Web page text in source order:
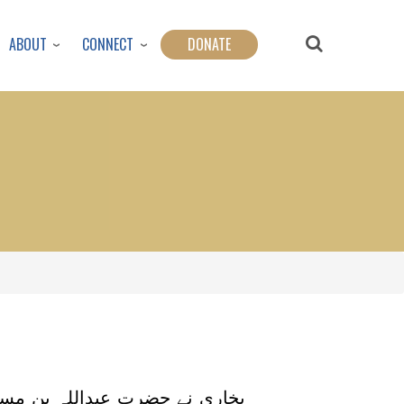
ABOUT CONNECT DONATE
بخاری نے حضرت عبداللہ بن